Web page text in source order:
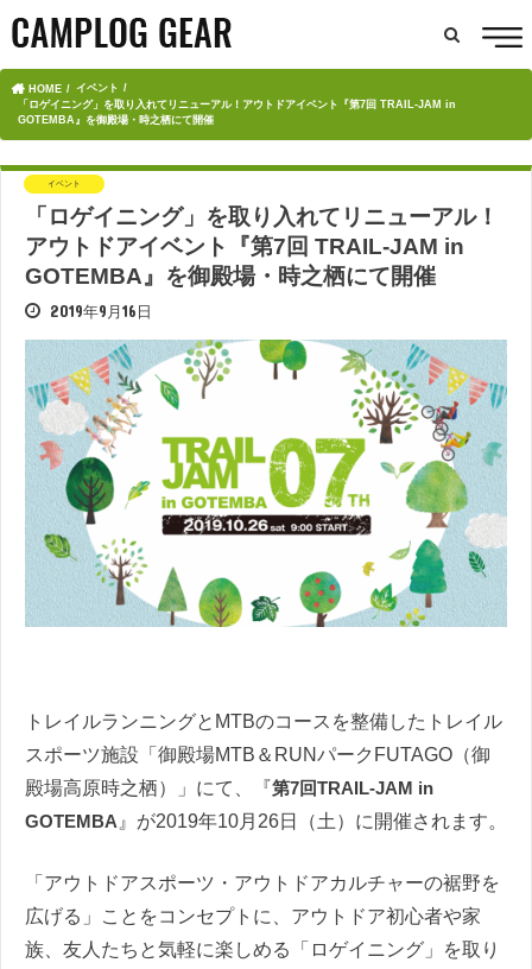
HOME
イベント
「ロゲイニング」を取り入れてリニューアル！アウトドアイベント『第7回 TRAIL-JAM in
GOTEMBA』を御殿場・時之栖にて開催
イベント
「ロゲイニング」を取り入れてリニューアル！
アウトドアイベント『第7回 TRAIL-JAM in
GOTEMBA』を御殿場・時之栖にて開催
2019年9月16日
トレイルランニングとMTBのコースを整備したトレイル
スポーツ施設「御殿場MTB＆RUNパークFUTAGO（御
殿場高原時之栖）」にて、『第7回TRAIL-JAM in
GOTEMBA 』が2019年10月26日（土）に開催されます。
「アウトドアスポーツ・アウトドアカルチャーの裾野を
広げる」ことをコンセプトに、アウトドア初心者や家
族、友人たちと気軽に楽しめる「ロゲイニング」を取り